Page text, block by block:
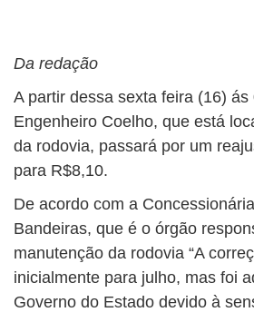
Da redação
A partir dessa sexta feira (16)
Engenheiro Coelho, que está
da rodovia, passará por um
para R$8,10.
De acordo com a
Bandeiras, que é o órgão
manutenção da rodovia “A
inicialmente para julho, mas foi
Governo do Estado devido à